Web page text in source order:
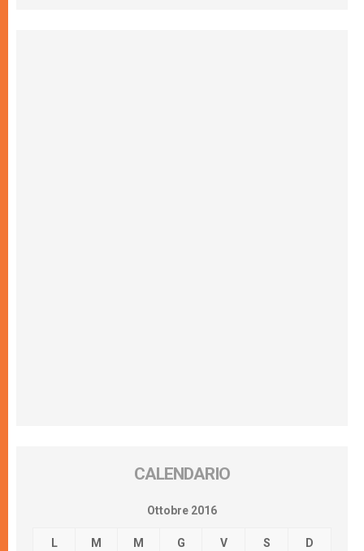
CALENDARIO
Ottobre 2016
L M M G V S D